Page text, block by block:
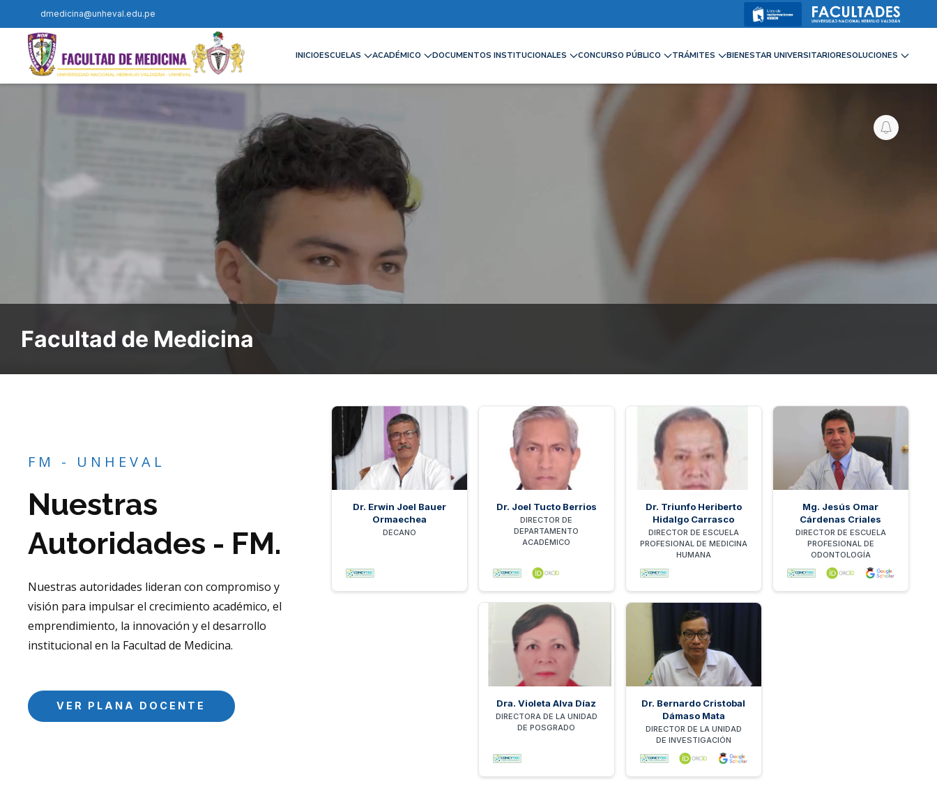
dmedicina@unheval.edu.pe
INICIOESCUELAS ACADÉMICO DOCUMENTOS INSTITUCIONALES CONCURSO PÚBLICO TRÁMITES BIENESTAR UNIVERSITARIORESOLUCIONES
Facultad de Medicina
FM - UNHEVAL
Nuestras
Autoridades - FM.
Nuestras autoridades lideran con compromiso y
visión para impulsar el crecimiento académico, el
emprendimiento, la innovación y el desarrollo
institucional en la Facultad de Medicina.
VER PLANA DOCENTE
Dr. Erwin Joel Bauer
Ormaechea
DECANO
Dr. Joel Tucto Berrios
DIRECTOR DE
DEPARTAMENTO
ACADÉMICO
Dr. Triunfo Heriberto
Hidalgo Carrasco
DIRECTOR DE ESCUELA
PROFESIONAL DE MEDICINA
HUMANA
Mg. Jesús Omar
Cárdenas Criales
DIRECTOR DE ESCUELA
PROFESIONAL DE
ODONTOLOGÍA
Dra. Violeta Alva Díaz
DIRECTORA DE LA UNIDAD
DE POSGRADO
Dr. Bernardo Cristobal
Dámaso Mata
DIRECTOR DE LA UNIDAD
DE INVESTIGACIÓN